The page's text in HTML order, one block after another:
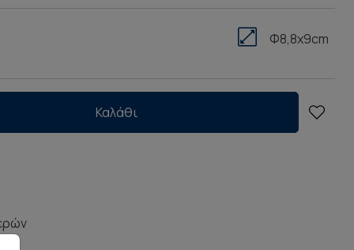
Φ8,8x9cm
Καλάθι